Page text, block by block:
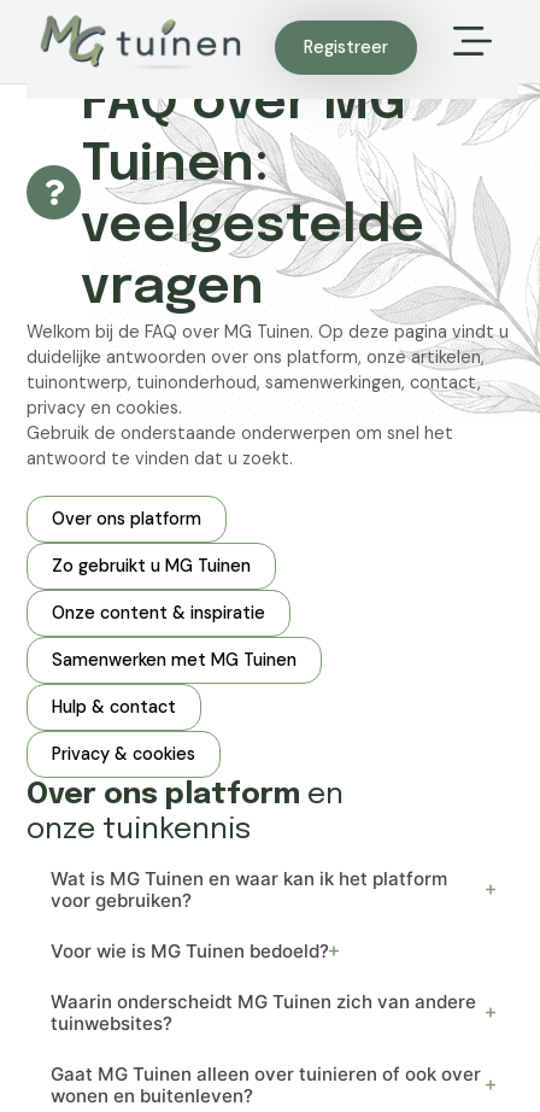
Registreer
FAQ over MG
Tuinen:
veelgestelde
vragen
Welkom bij de FAQ over MG Tuinen. Op deze pagina vindt u
duidelijke antwoorden over ons platform, onze artikelen,
tuinontwerp, tuinonderhoud, samenwerkingen, contact,
privacy en cookies.
Gebruik de onderstaande onderwerpen om snel het
antwoord te vinden dat u zoekt.
Over ons platform
Zo gebruikt u MG Tuinen
Onze content & inspiratie
Samenwerken met MG Tuinen
Hulp & contact
Privacy & cookies
Over ons platform en
onze tuinkennis
Wat is MG Tuinen en waar kan ik het platform
voor gebruiken?
Voor wie is MG Tuinen bedoeld?
Waarin onderscheidt MG Tuinen zich van andere
tuinwebsites?
Gaat MG Tuinen alleen over tuinieren of ook over
wonen en buitenleven?